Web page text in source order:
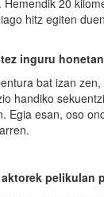
20
hitz egiten
inguru
bat izan
handiko
Egia esan, oso
pelikulan